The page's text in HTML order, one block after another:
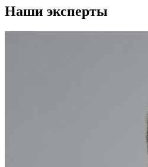
Наши эксперты